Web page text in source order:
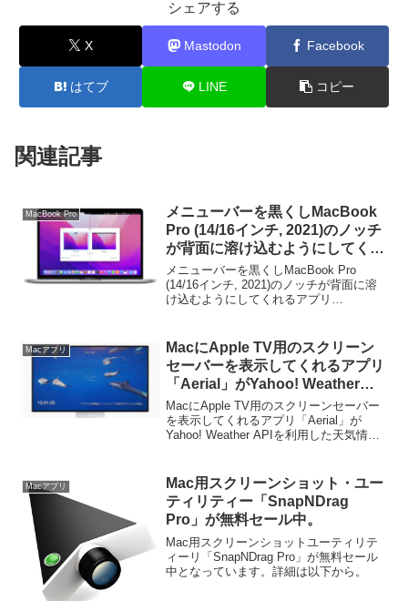
シェアする
X Mastodon Facebook
はてブ LINE コピー
関連記事
MacBook Pro
メニューバーを黒くしMacBook
Pro (14/16インチ, 2021)のノッチ
が背面に溶け込むようにしてくれ
るアプリ「Forehead」がリリー
ス。
メニューバーを黒くしMacBook Pro
(14/16インチ, 2021)のノッチが背面に溶
け込むようにしてくれるアプリ
Macアプリ
MacにApple TV用のスクリーン
セーバーを表示してくれるアプリ
「Aerial」がYahoo! Weather
APIを利用した天気情報の表示に
対応。
MacにApple TV用のスクリーンセーバー
を表示してくれるアプリ「Aerial」が
Yahoo! Weather APIを利用した天気情報
Macアプリ
Mac用スクリーンショット・ユー
ティリティー「SnapNDrag
Pro」が無料セール中。
Mac用スクリーンショットユーティリテ
ィーリ「SnapNDrag Pro」が無料セール
中となっています。詳細は以下から。